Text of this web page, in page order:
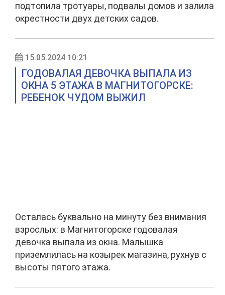
подтопила тротуары, подвалы домов и залила
окрестности двух детских садов.
15.05.2024 10:21
ГОДОВАЛАЯ ДЕВОЧКА ВЫПАЛА ИЗ
ОКНА 5 ЭТАЖА В МАГНИТОГОРСКЕ:
РЕБЕНОК ЧУДОМ ВЫЖИЛ
Осталась буквально на минуту без внимания
взрослых: в Магнитогорске годовалая
девочка выпала из окна. Малышка
приземлилась на козырек магазина, рухнув с
высоты пятого этажа.